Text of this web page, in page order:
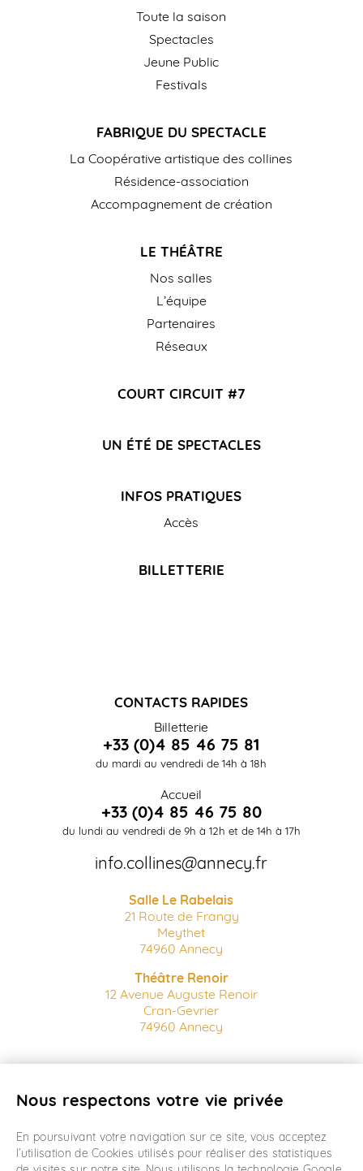
Toute la saison
Spectacles
Jeune Public
Festivals
FABRIQUE DU SPECTACLE
La Coopérative artistique des collines
Résidence-association
Accompagnement de création
LE THÉÂTRE
Nos salles
L’équipe
Partenaires
Réseaux
COURT CIRCUIT #7
UN ÉTÉ DE SPECTACLES
INFOS PRATIQUES
Accès
BILLETTERIE
CONTACTS RAPIDES
Billetterie
+33 (0)4 85 46 75 81
du mardi au vendredi de 14h à 18h
Accueil
+33 (0)4 85 46 75 80
du lundi au vendredi de 9h à 12h et de 14h à 17h
info.collines@annecy.fr
Salle Le Rabelais
21 Route de Frangy
Meythet
74960 Annecy
Théâtre Renoir
12 Avenue Auguste Renoir
Cran-Gevrier
74960 Annecy
Conditions Générales de vente
Créé par wanaka
Nous respectons votre vie privée
En poursuivant votre navigation sur ce site, vous acceptez
l’utilisation de Cookies utilisés pour réaliser des statistiques